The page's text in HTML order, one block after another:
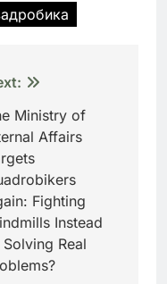
Ministry of
Affairs
Fighting
Instead
Real